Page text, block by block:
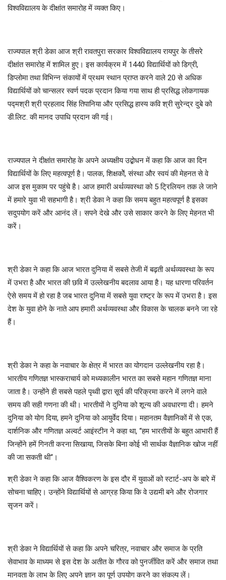
विश्वविद्यालय के दीक्षांत समारोह में व्यक्त किए।
राज्यपाल श्री डेका आज श्री रावतपुरा सरकार विश्वविद्यालय रायपुर के तीसरे
दीक्षांत समारोह में शामिल हुए। इस कार्यक्रम में 1440 विद्यार्थियों को डिग्री,
डिप्लोमा तथा विभिन्न संकायों में प्रथम स्थान प्राप्त करने वाले 20 से अधिक
विद्यार्थियों को चान्सलर स्वर्ण पदक प्रदान किया गया साथ ही प्रसिद्ध लोकगायक
पद्मश्री श्री प्रहलाद सिंह तिपानिया और प्रसिद्ध हास्य कवि श्री सुरेन्द्र दुबे को
डी.लिट. की मानद उपाधि प्रदान की गई।
राज्यपाल ने दीक्षांत समारोह के अपने अध्यक्षीय उद्बोधन में कहा कि आज का दिन
विद्यार्थियों के लिए महत्वपूर्ण है। पालक, शिक्षकोें, संस्था और स्वयं की मेहनत से वे
आज इस मुकाम पर पहुंचे है। आज हमारी अर्थव्यवस्था को 5 ट्रिलियन तक ले जाने
में हमारे युवा भी सहभागी है। श्री डेका ने कहा कि समय बहुत महत्वपूर्ण है इसका
सदुपयोग करें और आनंद लें। सपने देखे और उसे साकार करने के लिए मेहनत भी
करें।
श्री डेका ने कहा कि आज भारत दुनिया में सबसे तेजी में बढ़ती अर्थव्यवस्था के रूप
में उभरा है और भारत की छवि में उल्लेखनीय बदलाव आया है। यह धारणा परिवर्तन
ऐसे समय में हो रहा है जब भारत दुनिया में सबसे युवा राष्ट्र के रूप में उभरा है। इस
देश के युवा होने के नाते आप हमारी अर्थव्यवस्था और विकास के चालक बनने जा रहे
हैं।
श्री डेका ने कहा के नवाचार के क्षेत्र में भारत का योगदान उल्लेखनीय रहा है।
भारतीय गणितज्ञ भास्कराचार्य को मध्यकालीन भारत का सबसे महान गणितज्ञ माना
जाता है। उन्होंने ही सबसे पहले पृथ्वी द्वारा सूर्य की परिक्रमा करने में लगने वाले
समय की सही गणना की थी। भारतीयों ने दुनिया को शून्य की अवधारणा दी। हमने
दुनिया को योग दिया, हमने दुनिया को आयुर्वेद दिया। महानतम वैज्ञानिकों में से एक,
दार्शनिक और गणितज्ञ अल्वर्ट आइंस्टीन ने कहा था, ‘‘हम भारतीयों के बहुत आभारी हैं
जिन्होंने हमें गिनती करना सिखाया, जिसके बिना कोई भी सार्थक वैज्ञानिक खोज नहीं
की जा सकती थी‘‘।
श्री डेका ने कहा कि आज वैश्विकरण के इस दौर में युवाओं को स्टार्ट-अप के बारे में
सोचना चाहिए। उन्होंने विद्यार्थियों से आग्रह किया कि वे उद्यमी बने और रोजगार
सृजन करें।
श्री डेका ने विद्यार्थियों से कहा कि अपने चरित्र, नवाचार और समाज के प्रति
सेवाभाव के माध्यम से इस देश के अतीत के गौरव को पुनर्जीवित करें और समाज तथा
मानवता के लाभ के लिए अपने ज्ञान का पूर्ण उपयोग करने का संकल्प लें।